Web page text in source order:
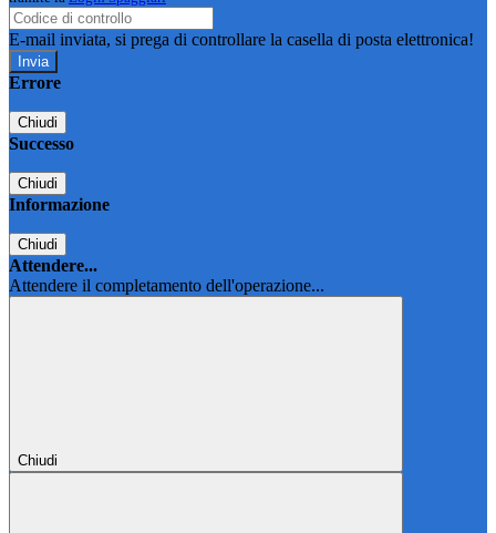
E-mail inviata, si prega di controllare la casella di posta elettronica!
Errore
Chiudi
Successo
Chiudi
Informazione
Chiudi
Attendere...
Attendere il completamento dell'operazione...
Chiudi